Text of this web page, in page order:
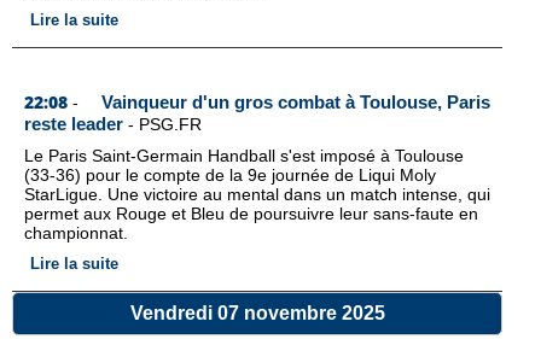
Lire la suite
22:08 -
Vainqueur d'un gros combat à Toulouse, Paris
reste leader - PSG.FR
Le Paris Saint-Germain Handball s'est imposé à Toulouse
(33-36) pour le compte de la 9e journée de Liqui Moly
StarLigue. Une victoire au mental dans un match intense, qui
permet aux Rouge et Bleu de poursuivre leur sans-faute en
championnat.
Lire la suite
Vendredi 07 novembre 2025